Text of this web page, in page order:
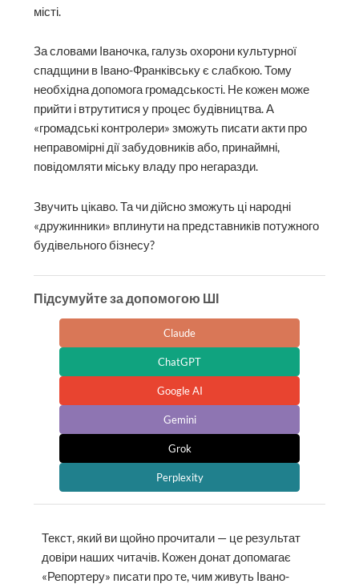
місті.
За словами Іваночка, галузь охорони культурної
спадщини в Івано-Франківську є слабкою. Тому
необхідна допомога громадськості. Не кожен може
прийти і втрутитися у процес будівництва. А
«громадські контролери» зможуть писати акти про
неправомірні дії забудовників або, принаймні,
повідомляти міську владу про негаразди.
Звучить цікаво. Та чи дійсно зможуть ці народні
«дружинники» вплинути на представників потужного
будівельного бізнесу?
Підсумуйте за допомогою ШІ
Claude
ChatGPT
Google AI
Gemini
Grok
Perplexity
Текст, який ви щойно прочитали — це результат
довіри наших читачів. Кожен донат допомагає
«Репортеру» писати про те, чим живуть Івано-